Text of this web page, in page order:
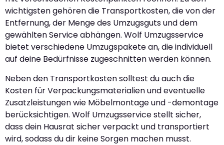
wichtigsten gehören die Transportkosten, die von der
Entfernung, der Menge des Umzugsguts und dem
gewählten Service abhängen. Wolf Umzugsservice
bietet verschiedene Umzugspakete an, die individuell
auf deine Bedürfnisse zugeschnitten werden können.
Neben den Transportkosten solltest du auch die
Kosten für Verpackungsmaterialien und eventuelle
Zusatzleistungen wie Möbelmontage und -demontage
berücksichtigen. Wolf Umzugsservice stellt sicher,
dass dein Hausrat sicher verpackt und transportiert
wird, sodass du dir keine Sorgen machen musst.